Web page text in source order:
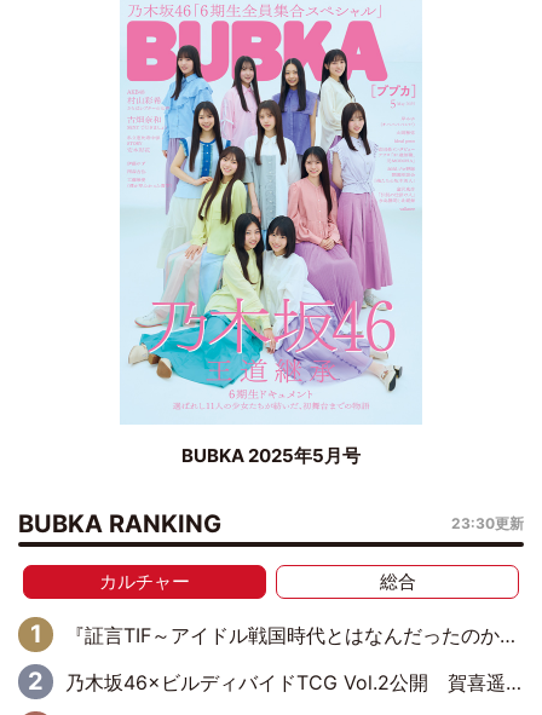
BUBKA 2025年5月号
BUBKA RANKING 23:30更新
カルチャー 総合
『証言TIF～アイドル戦国時代とはなんだったのか～』第11回：私立恵比寿中学・真山りか×安本彩花「TIFで10年ぶりのキョンシーメイクをしたら、場を完全に引かせてしまって。時代が変わったんだなって」
乃木坂46×ビルディバイドTCG Vol.2公開 賀喜遥香＆田村真佑が『京まふ』ステージに登壇